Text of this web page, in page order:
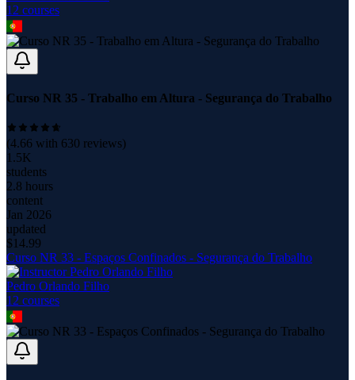
12 courses
Curso NR 35 - Trabalho em Altura - Segurança do Trabalho
(4.66 with 630 reviews)
1.5K
students
2.8 hours
content
Jan 2026
updated
$14.99
Curso NR 33 - Espaços Confinados - Segurança do Trabalho
Pedro Orlando Filho
12 courses